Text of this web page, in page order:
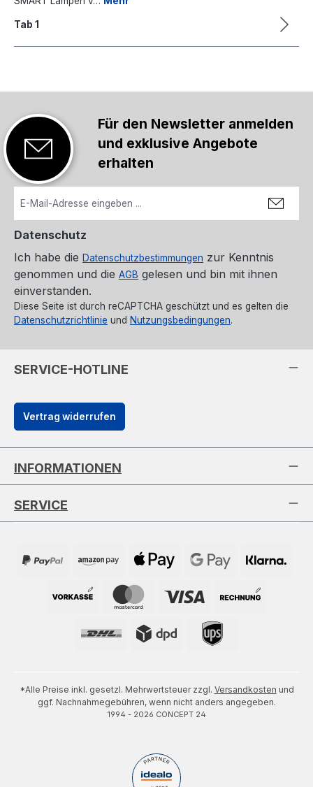
Tab 1
Für den Newsletter anmelden
und exklusive Angebote
erhalten
Datenschutz
Ich habe die Datenschutzbestimmungen zur Kenntnis
genommen und die AGB gelesen und bin mit ihnen
einverstanden.
Diese Seite ist durch reCAPTCHA geschützt und es gelten die
Datenschutzrichtlinie und Nutzungsbedingungen.
SERVICE-HOTLINE
Vertrag widerrufen
INFORMATIONEN
SERVICE
*Alle Preise inkl. gesetzl. Mehrwertsteuer zzgl. Versandkosten und
ggf. Nachnahmegebühren, wenn nicht anders angegeben.
1994 - 2026 CONCEPT 24